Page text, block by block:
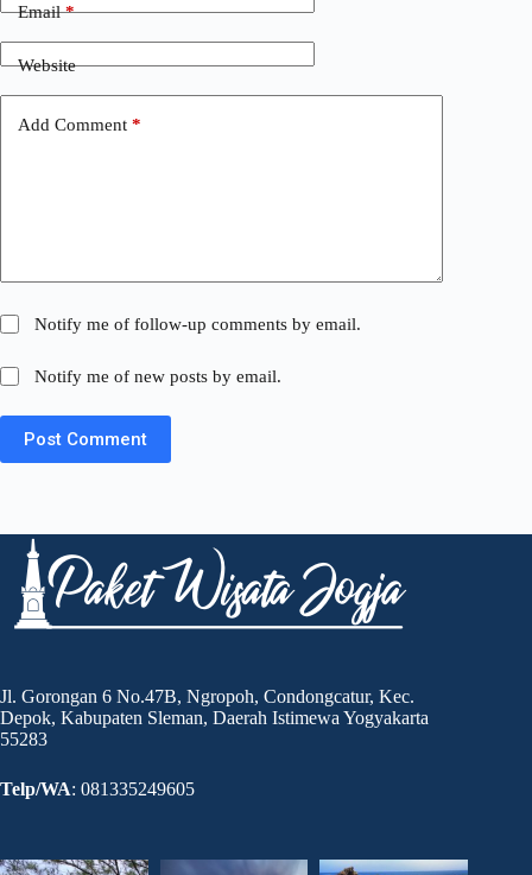
Email*
Website
Add Comment *
Notify me of follow-up comments by email.
Notify me of new posts by email.
Post Comment
Jl. Gorongan 6 No.47B, Ngropoh, Condongcatur, Kec.
Depok, Kabupaten Sleman, Daerah Istimewa Yogyakarta
55283
Telp/WA: 081335249605